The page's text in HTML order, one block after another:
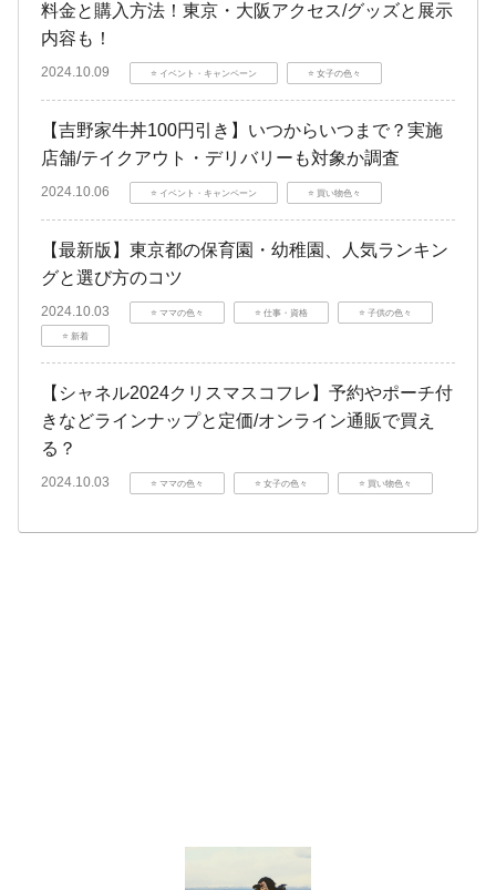
料金と購入方法！東京・大阪アクセス/グッズと展示
内容も！
2024.10.09 ⭐️ イベント・キャンペーン ⭐️ 女子の色々
【吉野家牛丼100円引き】いつからいつまで？実施
店舗/テイクアウト・デリバリーも対象か調査
2024.10.06 ⭐️ イベント・キャンペーン ⭐️ 買い物色々
【最新版】東京都の保育園・幼稚園、人気ランキン
グと選び方のコツ
2024.10.03 ⭐️ ママの色々 ⭐️ 仕事・資格 ⭐️ 子供の色々
⭐️ 新着
【シャネル2024クリスマスコフレ】予約やポーチ付
きなどラインナップと定価/オンライン通販で買え
る？
2024.10.03 ⭐️ ママの色々 ⭐️ 女子の色々 ⭐️ 買い物色々